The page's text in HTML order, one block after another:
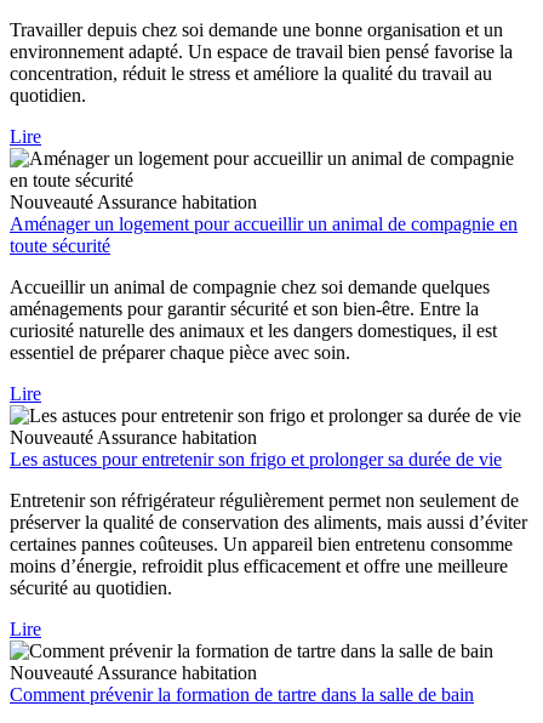
Travailler depuis chez soi demande une bonne organisation et un
environnement adapté. Un espace de travail bien pensé favorise la
concentration, réduit le stress et améliore la qualité du travail au
quotidien.
Lire
Nouveauté Assurance habitation
Aménager un logement pour accueillir un animal de compagnie en
toute sécurité
Accueillir un animal de compagnie chez soi demande quelques
aménagements pour garantir sécurité et son bien-être. Entre la
curiosité naturelle des animaux et les dangers domestiques, il est
essentiel de préparer chaque pièce avec soin.
Lire
Nouveauté Assurance habitation
Les astuces pour entretenir son frigo et prolonger sa durée de vie
Entretenir son réfrigérateur régulièrement permet non seulement de
préserver la qualité de conservation des aliments, mais aussi d’éviter
certaines pannes coûteuses. Un appareil bien entretenu consomme
moins d’énergie, refroidit plus efficacement et offre une meilleure
sécurité au quotidien.
Lire
Nouveauté Assurance habitation
Comment prévenir la formation de tartre dans la salle de bain